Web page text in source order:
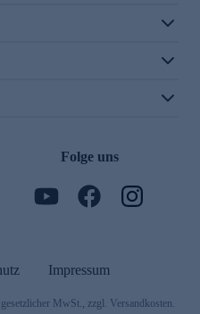
Folge uns
Impressum
MwSt., zzgl. Versandkosten.